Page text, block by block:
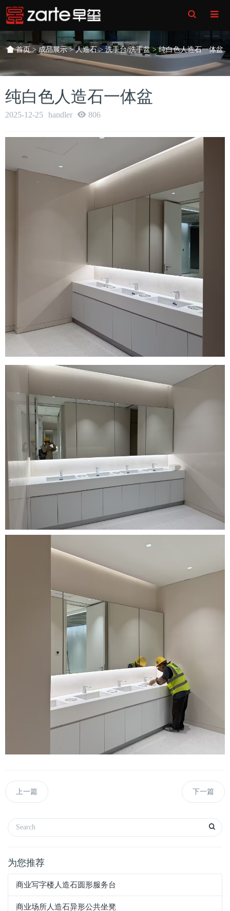
Toggle
Search
首页> 成品展示>人造石> 洗手台/洗手盆> 纯白色人造石一体盆
纯白色人造石一体盆
2025-12-25 handler 806
上一篇 下一篇
为您推荐
商业写字楼人造石圆形服务台
商业场所人造石异形公共坐凳